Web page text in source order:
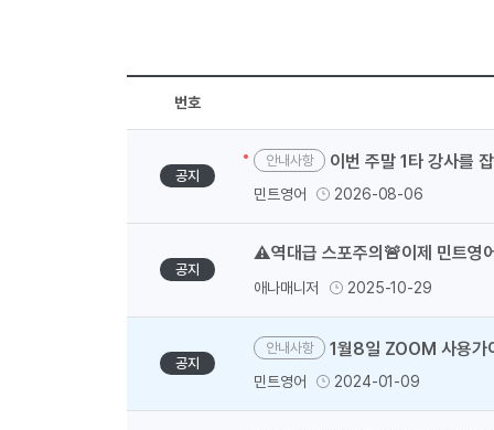
번호
공지
안내사항 이번 주말 1타 강사를
민트영어 2026-08-06
공지
⚠️역대급 스포주의🚨이제 민트영
애나매니저 2025-10-29
공지
안내사항 1월8일 ZOOM 사용가
민트영어 2024-01-09